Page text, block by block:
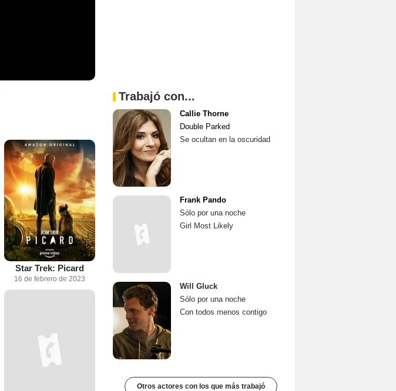
Star Trek: Picard
16 de febrero de 2023
Trabajó con...
Callie Thorne
Double Parked
Se ocultan en la oscuridad
Frank Pando
Sólo por una noche
Girl Most Likely
Will Gluck
Sólo por una noche
Con todos menos contigo
Otros actores con los que más trabajó